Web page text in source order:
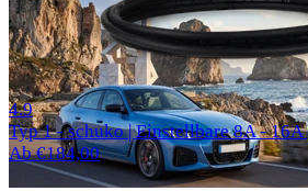
4.957 Bewertungen
Typ 1 - schuko | Einstellbare 8A -
Ab €184,00